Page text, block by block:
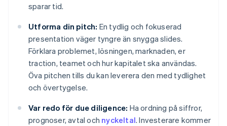
sparar tid.
Utforma din pitch: En tydlig och fokuserad
presentation väger tyngre än snygga slides.
Förklara problemet, lösningen, marknaden, er
traction, teamet och hur kapitalet ska användas.
Öva pitchen tills du kan leverera den med tydlighet
och övertygelse.
Var redo för due diligence: Ha ordning på siffror,
prognoser, avtal och nyckeltal. Investerare kommer